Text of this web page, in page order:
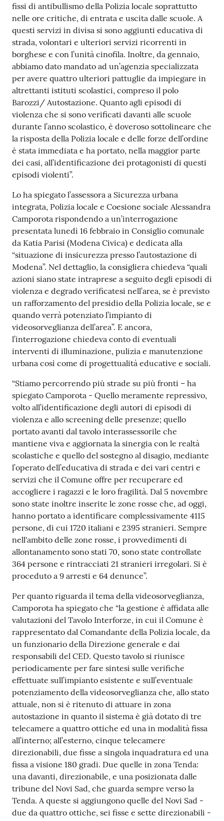
fissi di antibullismo della Polizia locale soprattutto
nelle ore critiche, di entrata e uscita dalle scuole. A
questi servizi in divisa si sono aggiunti educativa di
strada, volontari e ulteriori servizi ricorrenti in
borghese e con l’unità cinofila. Inoltre, da gennaio,
abbiamo dato mandato ad un’agenzia specializzata
per avere quattro ulteriori pattuglie da impiegare in
altrettanti istituti scolastici, compreso il polo
Barozzi/ Autostazione. Quanto agli episodi di
violenza che si sono verificati davanti alle scuole
durante l’anno scolastico, è doveroso sottolineare che
la risposta della Polizia locale e delle forze dell’ordine
è stata immediata e ha portato, nella maggior parte
dei casi, all’identificazione dei protagonisti di questi
episodi violenti”.
Lo ha spiegato l’assessora a Sicurezza urbana
integrata, Polizia locale e Coesione sociale Alessandra
Camporota rispondendo a un’interrogazione
presentata lunedì 16 febbraio in Consiglio comunale
da Katia Parisi (Modena Civica) e dedicata alla
“situazione di insicurezza presso l’autostazione di
Modena”. Nel dettaglio, la consigliera chiedeva “quali
azioni siano state intraprese a seguito degli episodi di
violenza e degrado verificatesi nell’area, se è previsto
un rafforzamento del presidio della Polizia locale, se e
quando verrà potenziato l’impianto di
videosorveglianza dell’area”. E ancora,
l’interrogazione chiedeva conto di eventuali
interventi di illuminazione, pulizia e manutenzione
urbana così come di progettualità educative e sociali.
“Stiamo percorrendo più strade su più fronti – ha
spiegato Camporota - Quello meramente repressivo,
volto all’identificazione degli autori di episodi di
violenza e allo screening delle presenze; quello
portato avanti dal tavolo interassessorile che
mantiene viva e aggiornata la sinergia con le realtà
scolastiche e quello del sostegno al disagio, mediante
l’operato dell’educativa di strada e dei vari centri e
servizi che il Comune offre per recuperare ed
accogliere i ragazzi e le loro fragilità. Dal 5 novembre
sono state inoltre inserite le zone rosse che, ad oggi,
hanno portato a identificare complessivamente 4115
persone, di cui 1720 italiani e 2395 stranieri. Sempre
nell'ambito delle zone rosse, i provvedimenti di
allontanamento sono stati 70, sono state controllate
364 persone e rintracciati 21 stranieri irregolari. Si è
proceduto a 9 arresti e 64 denunce”.
Per quanto riguarda il tema della videosorveglianza,
Camporota ha spiegato che “la gestione è affidata alle
valutazioni del Tavolo Interforze, in cui il Comune è
rappresentato dal Comandante della Polizia locale, da
un funzionario della Direzione generale e dai
responsabili del CED. Questo tavolo si riunisce
periodicamente per fare sintesi sulle verifiche
effettuate sull’impianto esistente e sull’eventuale
potenziamento della videosorveglianza che, allo stato
attuale, non si è ritenuto di attuare in zona
autostazione in quanto il sistema è già dotato di tre
telecamere a quattro ottiche ed una in modalità fissa
all’interno; all’esterno, cinque telecamere
direzionabili, due fisse a singola inquadratura ed una
fissa a visione 180 gradi. Due quelle in zona Tenda:
una davanti, direzionabile, e una posizionata dalle
tribune del Novi Sad, che guarda sempre verso la
Tenda. A queste si aggiungono quelle del Novi Sad -
due da quattro ottiche, sei fisse e sette direzionabili -